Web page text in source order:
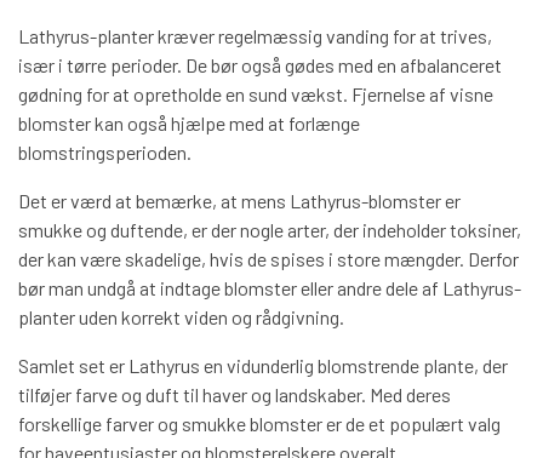
Lathyrus-planter kræver regelmæssig vanding for at trives,
især i tørre perioder. De bør også gødes med en afbalanceret
gødning for at opretholde en sund vækst. Fjernelse af visne
blomster kan også hjælpe med at forlænge
blomstringsperioden.
Det er værd at bemærke, at mens Lathyrus-blomster er
smukke og duftende, er der nogle arter, der indeholder toksiner,
der kan være skadelige, hvis de spises i store mængder. Derfor
bør man undgå at indtage blomster eller andre dele af Lathyrus-
planter uden korrekt viden og rådgivning.
Samlet set er Lathyrus en vidunderlig blomstrende plante, der
tilføjer farve og duft til haver og landskaber. Med deres
forskellige farver og smukke blomster er de et populært valg
for haveentusiaster og blomsterelskere overalt.